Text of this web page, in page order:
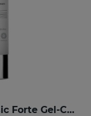
ACGLICOLIC Classic Forte Gel-Crème